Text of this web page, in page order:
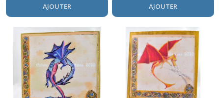
AJOUTER AJOUTER